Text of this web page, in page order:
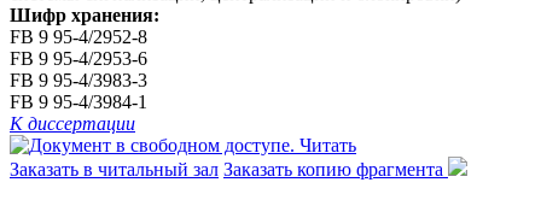
Шифр хранения:
FB 9 95-4/2952-8
FB 9 95-4/2953-6
FB 9 95-4/3983-3
FB 9 95-4/3984-1
К диссертации
Читать
Заказать в читальный зал Заказать копию фрагмента